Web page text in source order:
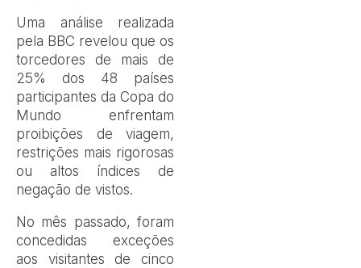
Uma análise realizada
pela BBC revelou que os
torcedores de mais de
25% dos 48 países
participantes da Copa do
Mundo enfrentam
proibições de viagem,
restrições mais rigorosas
ou altos índices de
negação de vistos.
No mês passado, foram
concedidas exceções
aos visitantes de cinco